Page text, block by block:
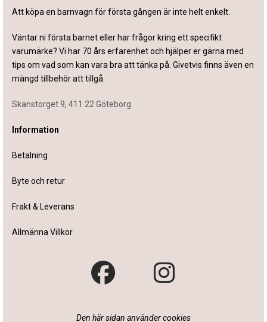
Att köpa en barnvagn för första gången är inte helt enkelt.
Väntar ni första barnet eller har frågor kring ett specifikt
varumärke? Vi har 70 års erfarenhet och hjälper er gärna med
tips om vad som kan vara bra att tänka på. Givetvis finns även en
mängd tillbehör att tillgå.
Skanstorget 9, 411 22 Göteborg
Information
Betalning
Byte och retur
Frakt & Leverans
Allmänna Villkor
Den här sidan använder cookies